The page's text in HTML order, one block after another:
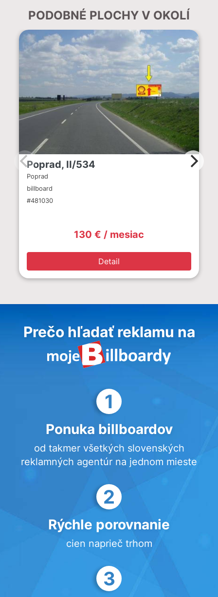
PODOBNÉ PLOCHY V OKOLÍ
Poprad, II/534
Poprad
billboard
#481030
130 € / mesiac
Detail
Prečo hľadať reklamu na
1
Ponuka billboardov
od takmer všetkých slovenských
reklamných agentúr na jednom mieste
2
Rýchle porovnanie
cien naprieč trhom
3